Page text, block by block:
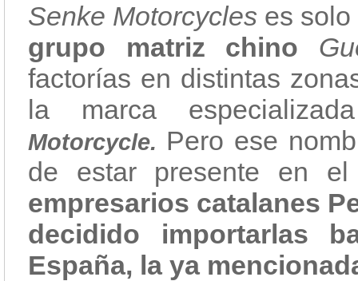
Senke Motorcycles es
grupo matriz chino
factorías en distintas
la marca
Motorcycle. Pero ese
de estar presente en
empresarios catalanes
decidido importarlas
España, la ya